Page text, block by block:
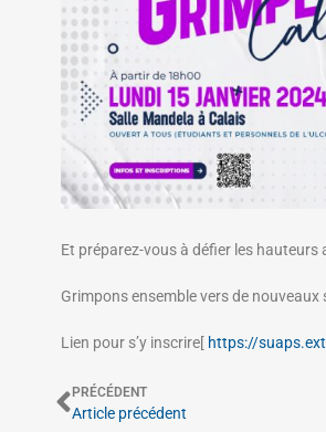
Et préparez-vous à défier les hauteurs
Grimpons ensemble vers de
Lien pour s’y inscrire[ https://
PRÉCÉDENT
Article précédent